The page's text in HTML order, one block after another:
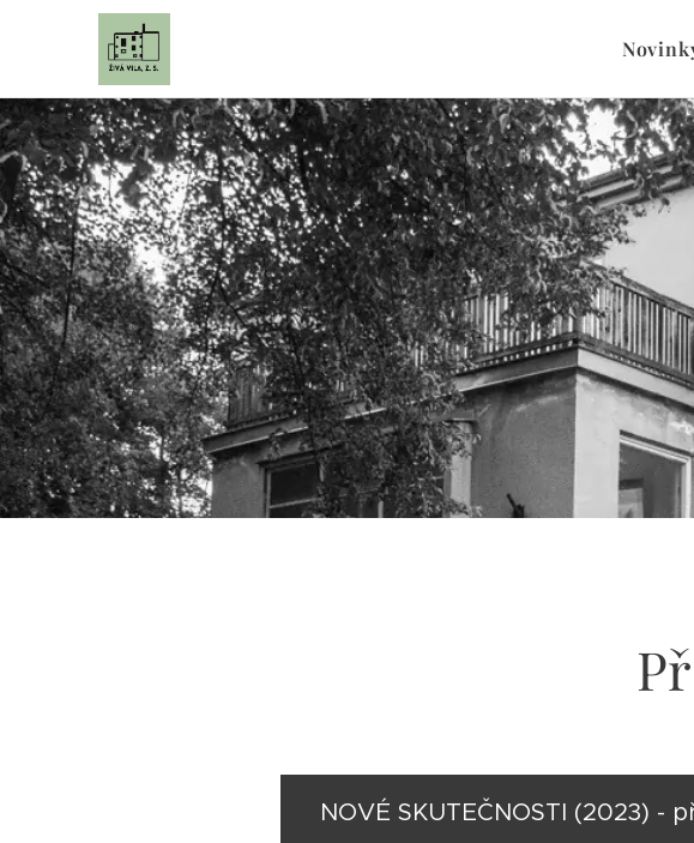
NOVÉ SKUTEČNOSTI (2023)